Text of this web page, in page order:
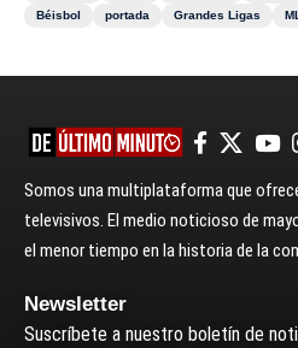
Béisbol
portada Grandes Ligas
Somos una multiplataforma que
televisivos. El medio noticioso de
el menor tiempo en la historia de la
Newsletter
Suscríbete a nuestro boletín de